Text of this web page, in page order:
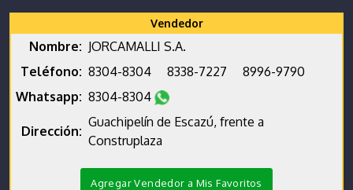
Vendedor
Nombre: JORCAMALLI S.A.
Teléfono: 8304-8304 8338-7227
8996-9790
Whatsapp: 8304-8304
Dirección:
Guachipelín de Escazú, frente a
Construplaza
Agregar Vendedor a Mis Favoritos